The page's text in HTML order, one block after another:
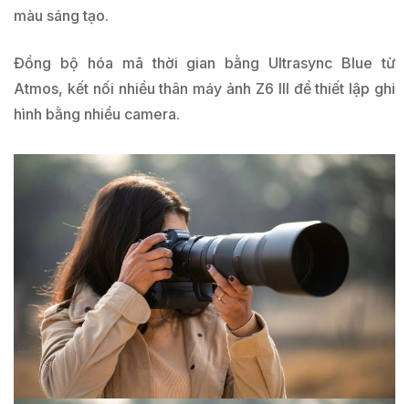
màu sáng tạo.
Đồng bộ hóa mã thời gian bằng Ultrasync Blue từ
Atmos, kết nối nhiều thân máy ảnh Z6 III để thiết lập ghi
hình bằng nhiều camera.